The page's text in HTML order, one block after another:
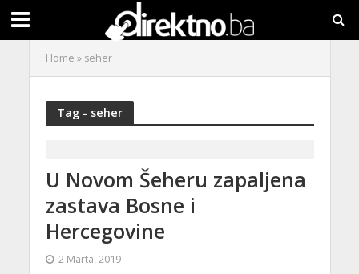
Home » seher
Tag - seher
U Novom Šeheru zapaljena
zastava Bosne i
Hercegovine
2 Marta, 2019